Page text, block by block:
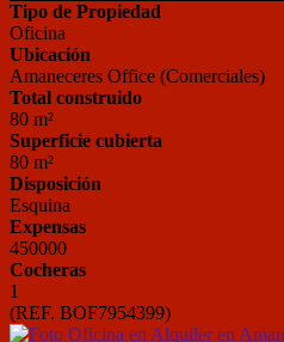
Tipo de Propiedad
Oficina
Ubicación
Amaneceres Office (Comerciales)
Total construido
80 m²
Superficie cubierta
80 m²
Disposición
Esquina
Expensas
450000
Cocheras
1
(REF. BOF7954399)